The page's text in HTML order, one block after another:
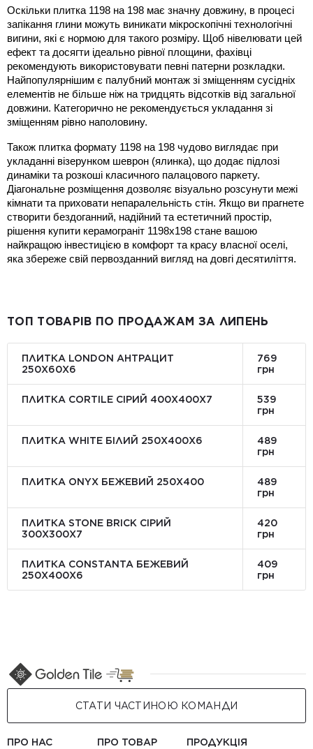
Оскільки плитка 1198 на 198 має значну довжину, в процесі
запікання глини можуть виникати мікроскопічні технологічні
вигини, які є нормою для такого розміру. Щоб нівелювати цей
ефект та досягти ідеально рівної площини, фахівці
рекомендують використовувати певні патерни розкладки.
Найпопулярнішим є палубний монтаж зі зміщенням сусідніх
елементів не більше ніж на тридцять відсотків від загальної
довжини. Категорично не рекомендується укладання зі
зміщенням рівно наполовину.
Також плитка формату 1198 на 198 чудово виглядає при
укладанні візерунком шеврон (ялинка), що додає підлозі
динаміки та розкоші класичного палацового паркету.
Діагональне розміщення дозволяє візуально розсунути межі
кімнати та приховати непаралельність стін. Якщо ви прагнете
створити бездоганний, надійний та естетичний простір,
рішення купити керамограніт 1198x198 стане вашою
найкращою інвестицією в комфорт та красу власної оселі,
яка збереже свій первозданний вигляд на довгі десятиліття.
ТОП ТОВАРІВ ПО ПРОДАЖАМ ЗА ЛИПЕНЬ
ПЛИТКА LONDON АНТРАЦИТ
250Х60Х6
769
грн
ПЛИТКА CORTILE СІРИЙ 400X400X7
539
грн
ПЛИТКА WHITE БІЛИЙ 250Х400Х6
489
грн
ПЛИТКА ONYX БЕЖЕВИЙ 250X400
489
грн
ПЛИТКА STONE BRICK СІРИЙ
300Х300X7
420
грн
ПЛИТКА CONSTANTA БЕЖЕВИЙ
250Х400X6
409
грн
СТАТИ ЧАСТИНОЮ КОМАНДИ
ПРО НАС ПРО ТОВАР ПРОДУКЦІЯ